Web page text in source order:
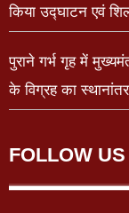
किया उद्घाटन एवं
पुराने गर्भ गृह में
के विग्रह का
FOLLOW US